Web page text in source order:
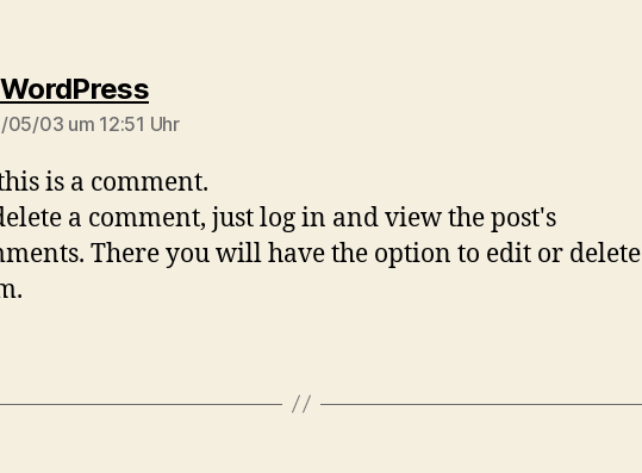
sagt:
05/03 um 12:51 Uhr
is a comment.
a comment, just log in and view the post's
There you will have the option to edit or delete